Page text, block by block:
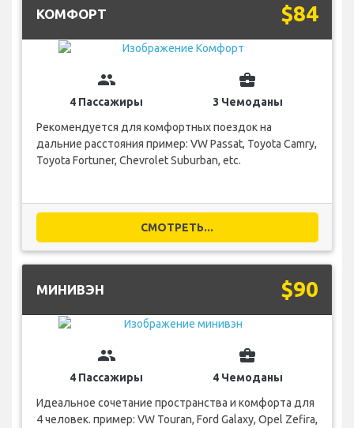
КОМФОРТ $84
group
4 Пассажиры
business_center
3 Чемоданы
Рекомендуется для комфортных поездок на
дальние расстояния пример: VW Passat, Toyota Camry,
Toyota Fortuner, Chevrolet Suburban, etc.
СМОТРЕТЬ...
МИНИВЭН $90
group
4 Пассажиры
business_center
4 Чемоданы
Идеальное сочетание пространства и комфорта для
4 человек. пример: VW Touran, Ford Galaxy, Opel Zefira,